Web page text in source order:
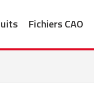
Fichiers CAO